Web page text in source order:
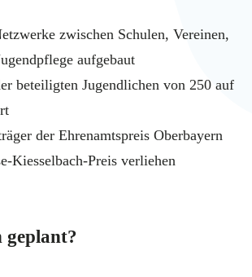
zwischen Schulen, Vereinen,
aufgebaut
beteiligten Jugendlichen von 250 auf
der Ehrenamtspreis Oberbayern
Kiesselbach-Preis verliehen
geplant?